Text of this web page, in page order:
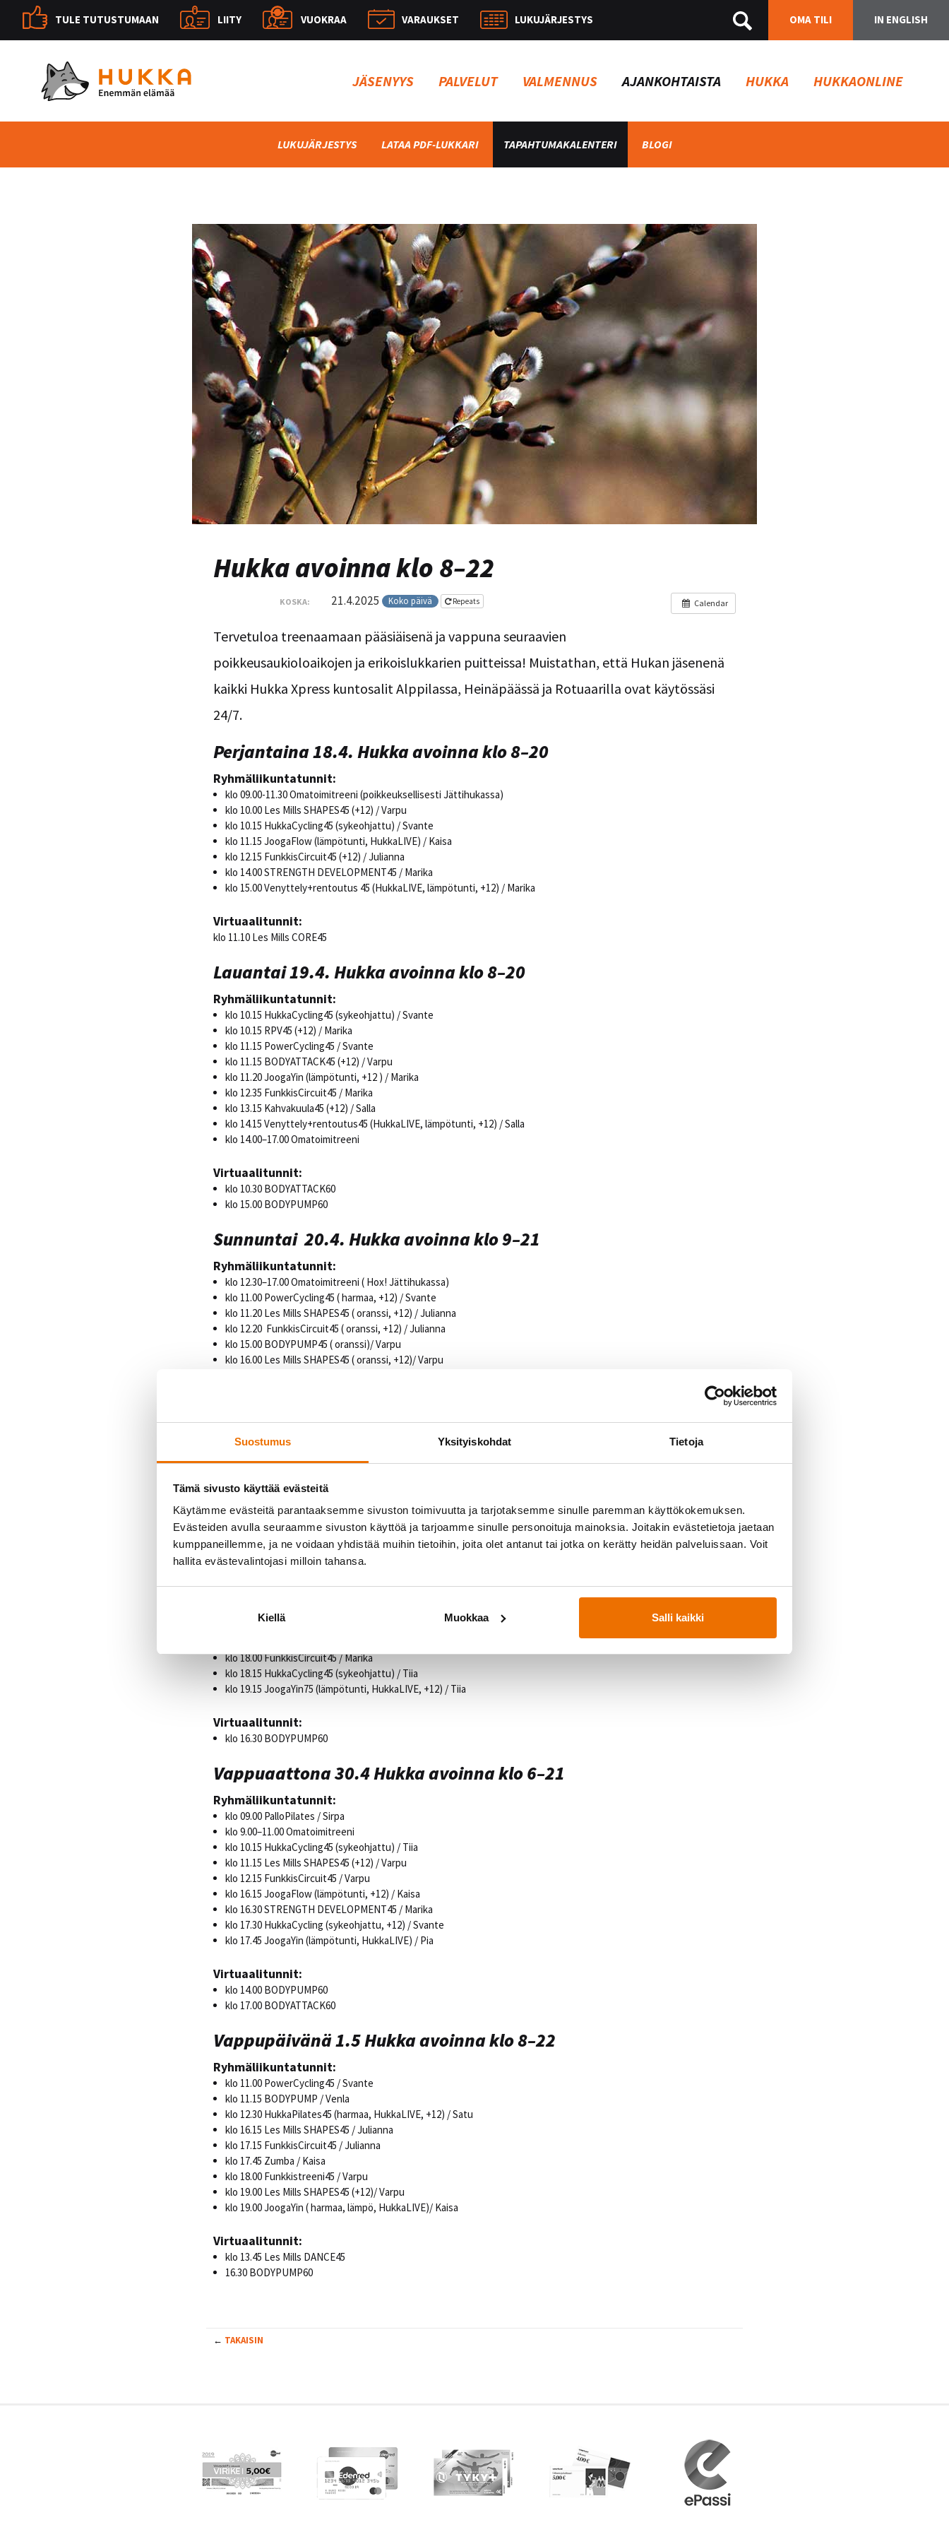
Suostumus Yksityiskohdat Tietoja
Tämä sivusto käyttää evästeitä
Käytämme evästeitä parantaaksemme sivuston toimivuutta ja tarjotaksemme sinulle paremman käyttökokemuksen.
Evästeiden avulla seuraamme sivuston käyttöä ja tarjoamme sinulle personoituja mainoksia. Joitakin evästetietoja jaetaan
kumppaneillemme, ja ne voidaan yhdistää muihin tietoihin, joita olet antanut tai jotka on kerätty heidän palveluissaan. Voit
hallita evästevalintojasi milloin tahansa.
Kiellä Muokkaa Salli kaikki
TULE TUTUSTUMAAN LIITY VUOKRAA VARAUKSET LUKUJÄRJESTYS OMA TILI IN ENGLISH
JÄSENYYS PALVELUT VALMENNUS AJANKOHTAISTA HUKKA HUKKAONLINE
LUKUJÄRJESTYS LATAA PDF-LUKKARI TAPAHTUMAKALENTERI BLOGI
Hukka avoinna klo 8–22
Calendar
KOSKA: 21.4.2025 Koko päivä Repeats
Tervetuloa treenaamaan pääsiäisenä ja vappuna seuraavien
poikkeusaukioloaikojen ja erikoislukkarien puitteissa! Muistathan, että Hukan jäsenenä
kaikki Hukka Xpress kuntosalit Alppilassa, Heinäpäässä ja Rotuaarilla ovat käytössäsi
24/7.
Perjantaina 18.4. Hukka avoinna klo 8–20
Ryhmäliikuntatunnit:
klo 09.00-11.30 Omatoimitreeni (poikkeuksellisesti Jättihukassa)
klo 10.00 Les Mills SHAPES45 (+12) / Varpu
klo 10.15 HukkaCycling45 (sykeohjattu) / Svante
klo 11.15 JoogaFlow (lämpötunti, HukkaLIVE) / Kaisa
klo 12.15 FunkkisCircuit45 (+12) / Julianna
klo 14.00 STRENGTH DEVELOPMENT45 / Marika
klo 15.00 Venyttely+rentoutus 45 (HukkaLIVE, lämpötunti, +12) / Marika
Virtuaalitunnit:
klo 11.10 Les Mills CORE45
Lauantai 19.4. Hukka avoinna klo 8–20
Ryhmäliikuntatunnit:
klo 10.15 HukkaCycling45 (sykeohjattu) / Svante
klo 10.15 RPV45 (+12) / Marika
klo 11.15 PowerCycling45 / Svante
klo 11.15 BODYATTACK45 (+12) / Varpu
klo 11.20 JoogaYin (lämpötunti, +12 ) / Marika
klo 12.35 FunkkisCircuit45 / Marika
klo 13.15 Kahvakuula45 (+12) / Salla
klo 14.15 Venyttely+rentoutus45 (HukkaLIVE, lämpötunti, +12) / Salla
klo 14.00–17.00 Omatoimitreeni
Virtuaalitunnit:
klo 10.30 BODYATTACK60
klo 15.00 BODYPUMP60
Sunnuntai 20.4. Hukka avoinna klo 9–21
Ryhmäliikuntatunnit:
klo 12.30–17.00 Omatoimitreeni ( Hox! Jättihukassa)
klo 11.00 PowerCycling45 ( harmaa, +12) / Svante
klo 11.20 Les Mills SHAPES45 ( oranssi, +12) / Julianna
klo 12.20 FunkkisCircuit45 ( oranssi, +12) / Julianna
klo 15.00 BODYPUMP45 ( oranssi)/ Varpu
klo 16.00 Les Mills SHAPES45 ( oranssi, +12)/ Varpu
Virtuaalitunnit:
Maanantai 21.4. Hukka avoinna 8–22
Ryhmäliikunta
klo 10.30 BODYPUMP45 / Heini
klo 10.30 PowerCycling45 / Svante
klo 16.00 Fit&Dance45 ( +12) / Marika
klo 18.00 FunkkisCircuit45 / Marika
klo 18.15 HukkaCycling45 (sykeohjattu) / Tiia
klo 19.15 JoogaYin75 (lämpötunti, HukkaLIVE, +12) / Tiia
Virtuaalitunnit:
klo 16.30 BODYPUMP60
Vappuaattona 30.4 Hukka avoinna klo 6–21
Ryhmäliikuntatunnit:
klo 09.00 PalloPilates / Sirpa
klo 9.00–11.00 Omatoimitreeni
klo 10.15 HukkaCycling45 (sykeohjattu) / Tiia
klo 11.15 Les Mills SHAPES45 (+12) / Varpu
klo 12.15 FunkkisCircuit45 / Varpu
klo 16.15 JoogaFlow (lämpötunti, +12) / Kaisa
klo 16.30 STRENGTH DEVELOPMENT45 / Marika
klo 17.30 HukkaCycling (sykeohjattu, +12) / Svante
klo 17.45 JoogaYin (lämpötunti, HukkaLIVE) / Pia
Virtuaalitunnit:
klo 14.00 BODYPUMP60
klo 17.00 BODYATTACK60
Vappupäivänä 1.5 Hukka avoinna klo 8–22
Ryhmäliikuntatunnit:
klo 11.00 PowerCycling45 / Svante
klo 11.15 BODYPUMP / Venla
klo 12.30 HukkaPilates45 (harmaa, HukkaLIVE, +12) / Satu
klo 16.15 Les Mills SHAPES45 / Julianna
klo 17.15 FunkkisCircuit45 / Julianna
klo 17.45 Zumba / Kaisa
klo 18.00 Funkkistreeni45 / Varpu
klo 19.00 Les Mills SHAPES45 (+12)/ Varpu
klo 19.00 JoogaYin ( harmaa, lämpö, HukkaLIVE)/ Kaisa
Virtuaalitunnit:
klo 13.45 Les Mills DANCE45
16.30 BODYPUMP60
← TAKAISIN